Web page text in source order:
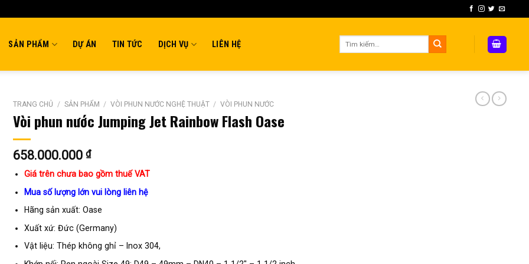
SẢN PHẨM DỰ ÁN TIN TỨC DỊCH VỤ LIÊN HỆ
TRANG CHỦ / SẢN PHẨM / VÒI PHUN NƯỚC NGHỆ THUẬT / VÒI PHUN NƯỚC
Vòi phun nước Jumping Jet Rainbow Flash Oase
658.000.000₫
Giá trên chưa bao gồm thuế VAT
Mua số lượng lớn vui lòng liên hệ
Hãng sản xuất: Oase
Xuất xứ: Đức (Germany)
Vật liệu: Thép không ghỉ – Inox 304,